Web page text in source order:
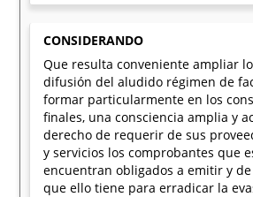
CONSIDERANDO
Que resulta conveniente ampliar
difusión del aludido régimen de
formar particularmente en los
finales, una consciencia amplia y
derecho de requerir de sus
y servicios los comprobantes que
encuentran obligados a emitir y
que ello tiene para erradicar la